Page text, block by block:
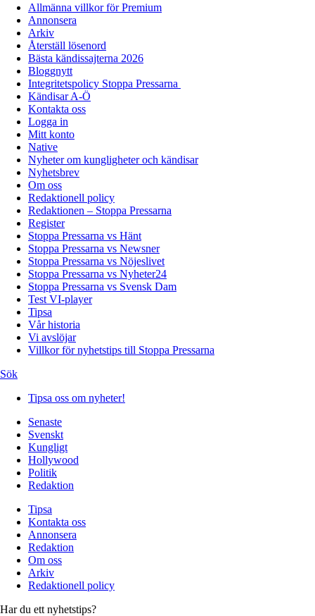
Allmänna villkor för Premium
Annonsera
Arkiv
Återställ lösenord
Bästa kändissajterna 2026
Bloggnytt
Integritetspolicy Stoppa Pressarna
Kändisar A-Ö
Kontakta oss
Logga in
Mitt konto
Native
Nyheter om kungligheter och kändisar
Nyhetsbrev
Om oss
Redaktionell policy
Redaktionen – Stoppa Pressarna
Register
Stoppa Pressarna vs Hänt
Stoppa Pressarna vs Newsner
Stoppa Pressarna vs Nöjeslivet
Stoppa Pressarna vs Nyheter24
Stoppa Pressarna vs Svensk Dam
Test VI-player
Tipsa
Vår historia
Vi avslöjar
Villkor för nyhetstips till Stoppa Pressarna
Sök
Tipsa oss om nyheter!
Senaste
Svenskt
Kungligt
Hollywood
Politik
Redaktion
Tipsa
Kontakta oss
Annonsera
Redaktion
Om oss
Arkiv
Redaktionell policy
Har du ett nyhetstips?